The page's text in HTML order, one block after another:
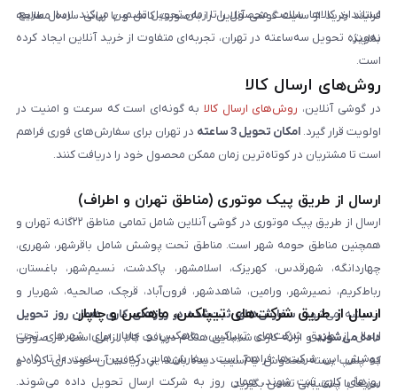
استاندارد کالاها، سلامت محصول را تا زمان تحویل تضمین می‌کند. ارسال سریع،
به‌ویژه تحویل سه‌ساعته در تهران، تجربه‌ای متفاوت از خرید آنلاین ایجاد کرده
است.
فرایند خرید از سایت گوشی آنلاین را به‌صورت کامل و با زبانی ساده مطالعه
نمایند.
روش‌های ارسال کالا
در گوشی آنلاین، روش‌های ارسال کالا به گونه‌ای است که سرعت و امنیت در
اولویت قرار گیرد. امکان تحویل 3 ساعته
در تهران برای سفارش‌های فوری فراهم
است تا مشتریان در کوتاه‌ترین زمان ممکن محصول خود را دریافت کنند.
ارسال از طریق پیک موتوری (مناطق تهران و اطراف)
ارسال از طریق پیک موتوری در گوشی آنلاین شامل تمامی مناطق ۲۲گانه تهران و
همچنین مناطق حومه شهر است. مناطق تحت پوشش شامل باقرشهر، شهرری،
چهاردانگه، شهرقدس، کهریزک، اسلامشهر، پاکدشت، نسیم‌شهر، باغستان،
رباط‌کریم، نصیرشهر، ورامین، شاهدشهر، فرون‌آباد، قرچک، صالحیه، شهریار و
اندیشه می‌شود. سفارش‌های ثبت‌شده در روزهای کاری همان روز تحویل
داده می‌شوندو ارائه کارت شناسایی هنگام دریافت کالا الزامی است. در صورتی
که پلمپ بسته مخدوش یا آسیب دیده باشد، از دریافت آن خودداری کرده و
سریعاً با پشتیبانی تماس بگیرید.
ارسال از طریق شرکت‌های تیپاکس، ماهکس و چاپار
ارسال از طریق شرکت‌های تیپاکس، ماهکس و چاپار برای شهرهای تحت
پوشش این شرکت‌ها فراهم است. سفارش‌هایی که بین ساعت ۱۰ تا ۱۵ در
روزهای کاری ثبت شوند، همان روز به شرکت ارسال تحویل داده می‌شوند.